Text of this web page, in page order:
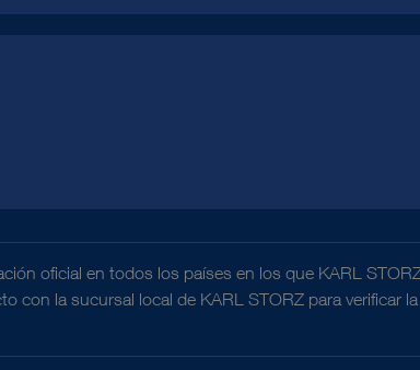
oficial en todos los países en los que KARL
con la sucursal local de KARL STORZ para verificar